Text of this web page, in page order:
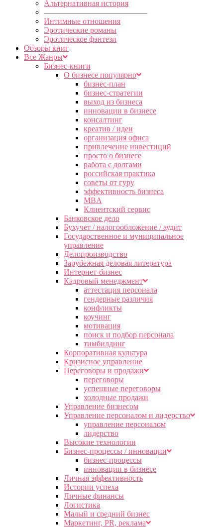
Альтернативная история
—————————————
Интимные отношения
Эротические романы
Эротическое фэнтези
Обзоры книг
Все Жанры
Бизнес-книги
О бизнесе популярно
бизнес-план
бизнес-стратегии
выход из бизнеса
инновации в бизнесе
консалтинг
креатив / идеи
организация офиса
привлечение инвестиций
просто о бизнесе
работа с долгами
российская практика
советы от гуру
эффективность бизнеса
MBA
Клиентский сервис
Банковское дело
Бухучет / налогообложение / аудит
Государственное и муниципальное
управление
Делопроизводство
Зарубежная деловая литература
Интернет-бизнес
Кадровый менеджмент
аттестация персонала
гендерные различия
конфликты
коучинг
мотивация
поиск и подбор персонала
тимбилдинг
Корпоративная культура
Кризисное управление
Переговоры и продажи
переговоры
успешные переговоры
холодные продажи
Управление бизнесом
Управление персоналом и лидерство
управление персоналом
лидерство
Высокие технологии
Бизнес-процессы / инновации
бизнес-процессы
инновации в бизнесе
Личная эффективность
Истории успеха
Личные финансы
Логистика
Малый и средний бизнес
Маркетинг, PR, реклама